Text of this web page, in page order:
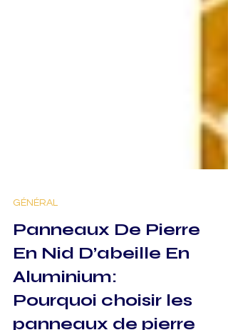
GÉNÉRAL
Panneaux De Pierre
En Nid D’abeille En